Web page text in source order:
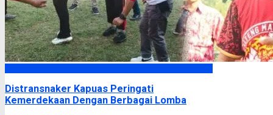
Distransnaker Kapuas Peringati
Kemerdekaan Dengan Berbagai Lomba